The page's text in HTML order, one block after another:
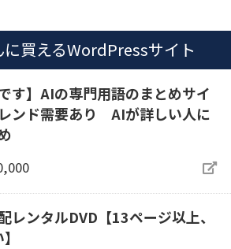
買えるWordPressサイト
す】AIの専門用語のまとめサイ
ンド需要あり AIが詳しい人に
レンタルDVD【13ページ以上、